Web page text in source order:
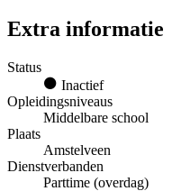
Extra informatie
Status
Inactief
Opleidingsniveaus
Middelbare school
Plaats
Amstelveen
Dienstverbanden
Parttime (overdag)